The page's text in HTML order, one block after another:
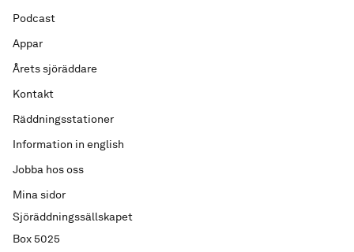
Sjöräddningssällskapet
Box 5025
Podcast
Appar
Årets sjöräddare
Kontakt
Räddningsstationer
Information in english
Jobba hos oss
Mina sidor